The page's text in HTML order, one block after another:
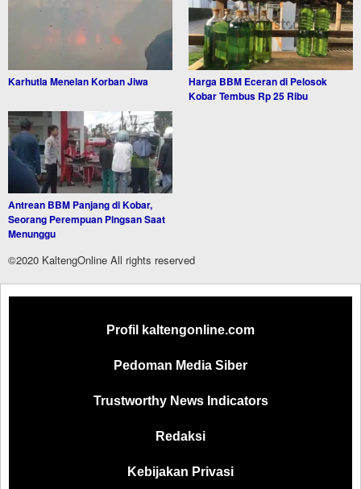
Karhutla Menelan Korban Jiwa
Harga BBM Eceran di Pelosok
Kobar Tembus Rp 25 Ribu
Antrean BBM Panjang di Kobar,
Seorang Perempuan Pingsan Saat
Menunggu
©2020 KaltengOnline All rights reserved
Profil kaltengonline.com
Pedoman Media Siber
Trustworthy News Indicators
Redaksi
Kebijakan Privasi